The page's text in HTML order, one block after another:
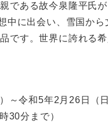
である故今泉隆平氏
中に出会い、雪国か
です。世界に誇れる
令和5年2月26日（日
30分まで）